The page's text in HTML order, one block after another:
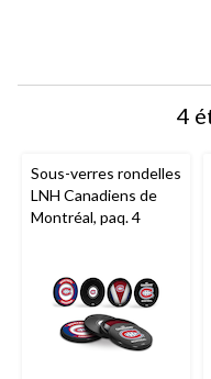
4
Sous-verres rondelles
LNH Canadiens de
Montréal, paq. 4